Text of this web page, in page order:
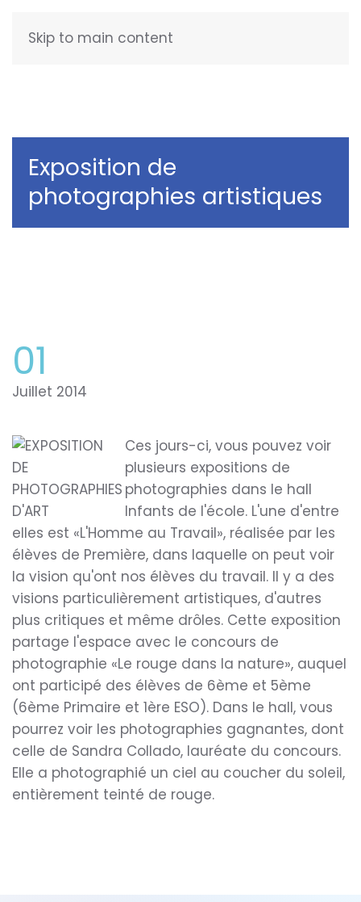
Skip to main content
Exposition de
photographies artistiques
01
Juillet 2014
Ces jours-ci, vous pouvez voir
plusieurs expositions de
photographies dans le hall
Infants de l'école. L'une d'entre
elles est «L'Homme au Travail», réalisée par les
élèves de Première, dans laquelle on peut voir
la vision qu'ont nos élèves du travail. Il y a des
visions particulièrement artistiques, d'autres
plus critiques et même drôles. Cette exposition
partage l'espace avec le concours de
photographie «Le rouge dans la nature», auquel
ont participé des élèves de 6ème et 5ème
(6ème Primaire et 1ère ESO). Dans le hall, vous
pourrez voir les photographies gagnantes, dont
celle de Sandra Collado, lauréate du concours.
Elle a photographié un ciel au coucher du soleil,
entièrement teinté de rouge.